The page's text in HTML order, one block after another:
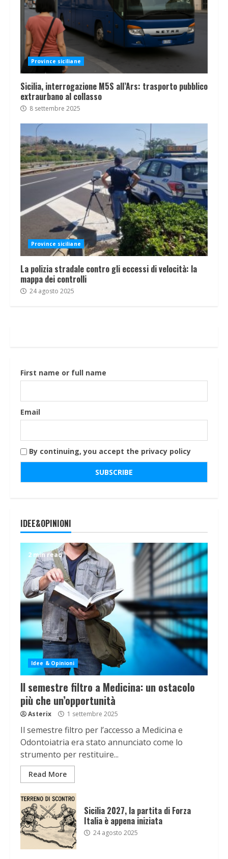
Province siciliane
Sicilia, interrogazione M5S all’Ars: trasporto pubblico
extraurbano al collasso
8 settembre 2025
Province siciliane
La polizia stradale contro gli eccessi di velocità: la
mappa dei controlli
24 agosto 2025
First name or full name
Email
By continuing, you accept the privacy policy
IDEE&OPINIONI
2 min read
Idee & Opinioni
Il semestre filtro a Medicina: un ostacolo
più che un’opportunità
Asterix 1 settembre 2025
Il semestre filtro per l’accesso a Medicina e
Odontoiatria era stato annunciato come lo
strumento per restituire...
Read More
Sicilia 2027, la partita di Forza
Italia è appena iniziata
24 agosto 2025